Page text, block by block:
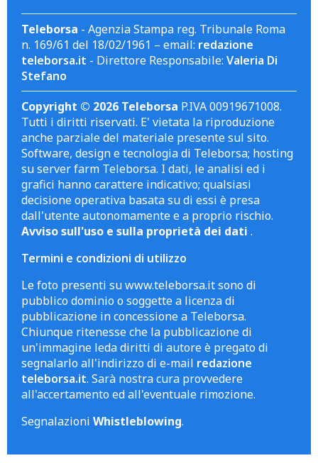
Teleborsa - Agenzia Stampa reg. Tribunale Roma
n. 169/61 del 18/02/1961 – email: redazione
teleborsa.it - Direttore Responsabile: Valeria Di
Stefano
Copyright © 2026 Teleborsa P.IVA 00919671008.
Tutti i diritti riservati. E' vietata la riproduzione
anche parziale del materiale presente sul sito.
Software, design e tecnologia di Teleborsa; hosting
su server farm Teleborsa. I dati, le analisi ed i
grafici hanno carattere indicativo; qualsiasi
decisione operativa basata su di essi è presa
dall'utente autonomamente e a proprio rischio.
Avviso sull'uso e sulla proprietà dei dati .
Termini e condizioni di utilizzo
Le foto presenti su www.teleborsa.it sono di
pubblico dominio o soggette a licenza di
pubblicazione in concessione a Teleborsa.
Chiunque ritenesse che la pubblicazione di
un'immagine leda diritti di autore è pregato di
segnalarlo all'indirizzo di e-mail redazione
teleborsa.it. Sarà nostra cura provvedere
all'accertamento ed all'eventuale rimozione.
Segnalazioni Whistleblowing.